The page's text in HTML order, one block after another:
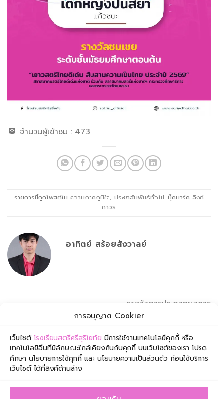
การอนุญาต Cookier
เว็บไซต์โรงเรียนสตรีศรีสุริโยทัย มีการใช้งานเทคโนโลยีคุกกี้ หรือ
เทคโนโลยีอื่นที่มีลักษณะใกล้เคียงกันกับคุกกี้ บนเว็บไซต์ของเรา โปรด
ศึกษา นโยบายการใช้คุกกี้ และ นโยบายความเป็นส่วนตัว ก่อนใช้บริการ
เว็บไซต์ ได้ที่ลิงค์ด้านล่าง
จำนวนผู้เข้าชม : 473
รายการนี้ถูกโพสต์ใน ความภาคภูมิใจ, ประชาสัมพันธ์ทั่วไป. บุ๊คมาร์ค ลิงก์
ถาวร.
อาทิตย์ สร้อยสังวาลย์
รางวัลการประกวดผลการ
ปฏิบัติที่เป็นเลิศ (Best